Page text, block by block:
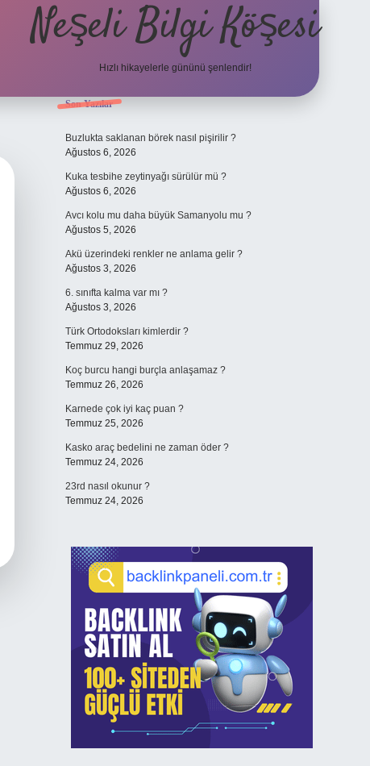
Neşeli Bilgi Köşesi
Hızlı hikayelerle gününü şenlendir!
Sidebar
Son Yazılar
Buzlukta saklanan börek nasıl pişirilir ?
Ağustos 6, 2026
Kuka tesbihe zeytinyağı sürülür mü ?
Ağustos 6, 2026
Avcı kolu mu daha büyük Samanyolu mu ?
Ağustos 5, 2026
Akü üzerindeki renkler ne anlama gelir ?
Ağustos 3, 2026
6. sınıfta kalma var mı ?
Ağustos 3, 2026
Türk Ortodoksları kimlerdir ?
Temmuz 29, 2026
Koç burcu hangi burçla anlaşamaz ?
Temmuz 26, 2026
Karnede çok iyi kaç puan ?
Temmuz 25, 2026
Kasko araç bedelini ne zaman öder ?
Temmuz 24, 2026
23rd nasıl okunur ?
Temmuz 24, 2026
ilbet mobil girişen iyi bahis siteleri